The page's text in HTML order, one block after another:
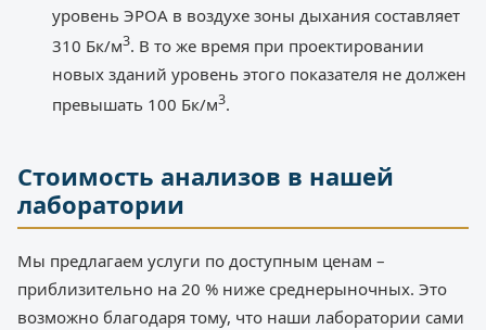
уровень ЭРОА в воздухе зоны дыхания составляет
310 Бк/м3. В то же время при проектировании
новых зданий уровень этого показателя не должен
превышать 100 Бк/м3.
Стоимость анализов в нашей
лаборатории
Мы предлагаем услуги по доступным ценам –
приблизительно на 20 % ниже среднерыночных. Это
возможно благодаря тому, что наши лаборатории сами